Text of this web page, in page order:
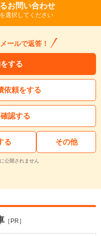
お問い合わせ
選択してください
ールで返答！
する
依頼をする
認する
る その他
公開されません
［PR］